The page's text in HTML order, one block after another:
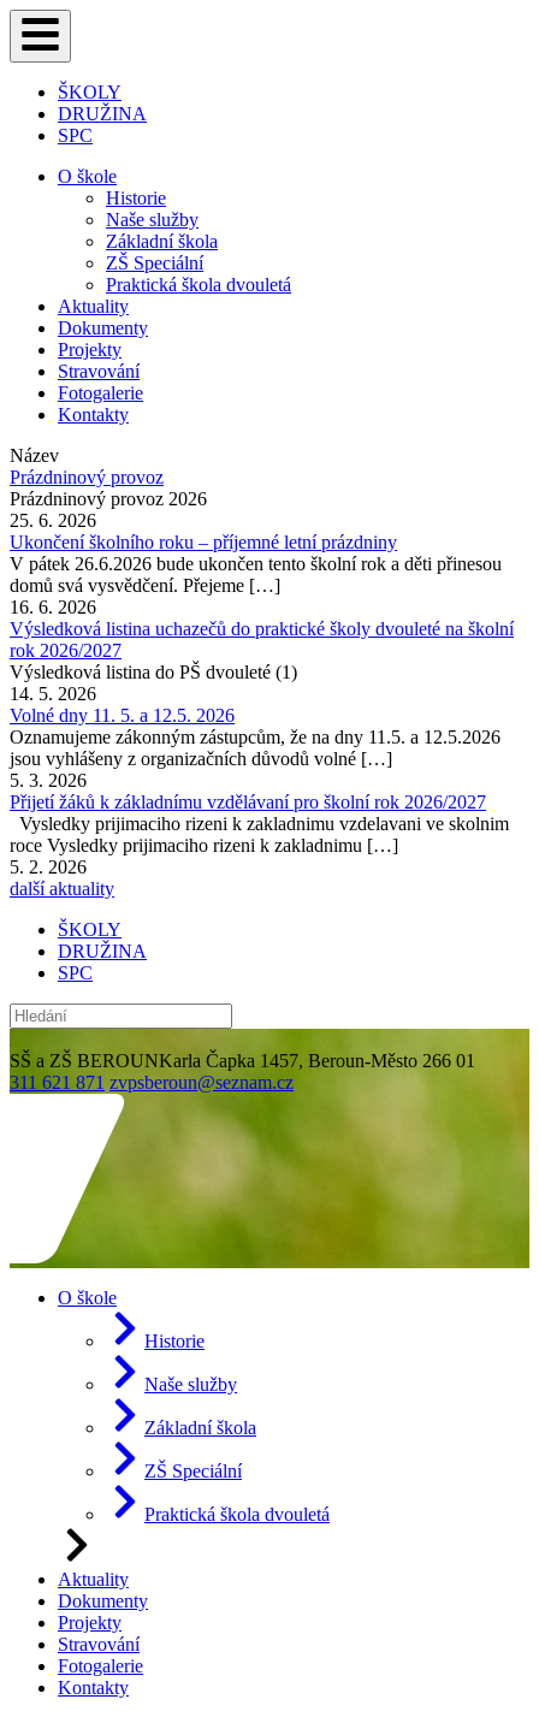
ŠKOLY
DRUŽINA
SPC
O škole
Historie
Naše služby
Základní škola
ZŠ Speciální
Praktická škola dvouletá
Aktuality
Dokumenty
Projekty
Stravování
Fotogalerie
Kontakty
Název
Prázdninový provoz
Prázdninový provoz 2026
25. 6. 2026
Ukončení školního roku – příjemné letní prázdniny
V pátek 26.6.2026 bude ukončen tento školní rok a děti přinesou
domů svá vysvědčení. Přejeme […]
16. 6. 2026
Výsledková listina uchazečů do praktické školy dvouleté na školní
rok 2026/2027
Výsledková listina do PŠ dvouleté (1)
14. 5. 2026
Volné dny 11. 5. a 12.5. 2026
Oznamujeme zákonným zástupcům, že na dny 11.5. a 12.5.2026
jsou vyhlášeny z organizačních důvodů volné […]
5. 3. 2026
Přijetí žáků k základnímu vzdělávaní pro školní rok 2026/2027
Vysledky prijimaciho rizeni k zakladnimu vzdelavani ve skolnim
roce Vysledky prijimaciho rizeni k zakladnimu […]
5. 2. 2026
další aktuality
ŠKOLY
DRUŽINA
SPC
SŠ a ZŠ BEROUNKarla Čapka 1457, Beroun-Město 266 01
311 621 871 zvpsberoun@seznam.cz
O škole
Historie
Naše služby
Základní škola
ZŠ Speciální
Praktická škola dvouletá
Aktuality
Dokumenty
Projekty
Stravování
Fotogalerie
Kontakty